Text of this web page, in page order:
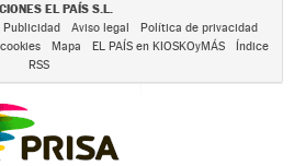
EL PAÍS S.L.
Publicidad Aviso legal
Política de privacidad
Mapa EL PAÍS en KIOSKOyMÁS
Índice
RSS